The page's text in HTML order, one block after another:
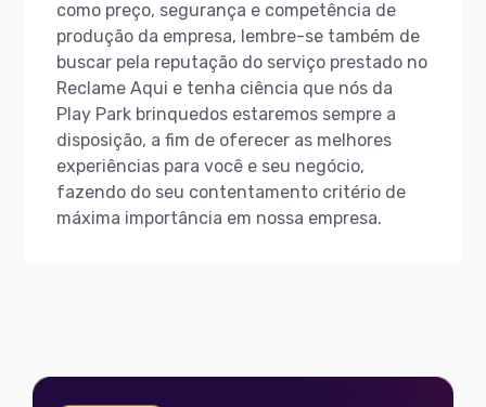
como preço, segurança e competência de
produção da empresa, lembre-se também de
buscar pela reputação do serviço prestado no
Reclame Aqui e tenha ciência que nós da
Play Park brinquedos estaremos sempre a
disposição, a fim de oferecer as melhores
experiências para você e seu negócio,
fazendo do seu contentamento critério de
máxima importância em nossa empresa.